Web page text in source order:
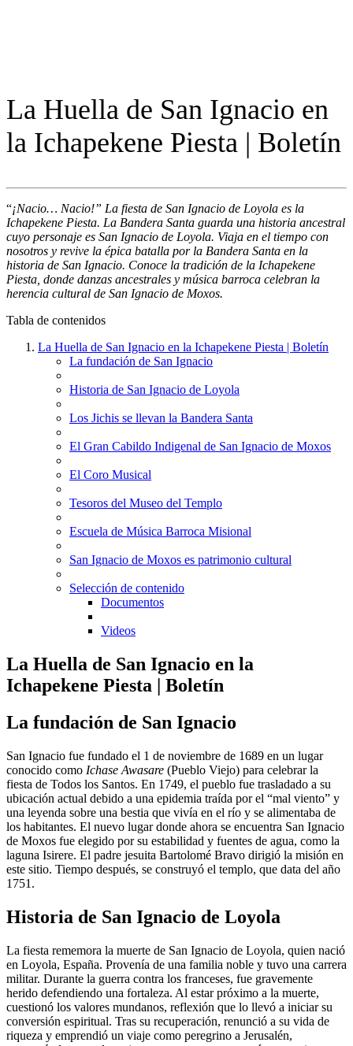
La Huella de San Ignacio en
la Ichapekene Piesta | Boletín
“¡Nacio… Nacio!” La fiesta de San Ignacio de Loyola es la
Ichapekene Piesta. La Bandera Santa guarda una historia ancestral
cuyo personaje es San Ignacio de Loyola. Viaja en el tiempo con
nosotros y revive la épica batalla por la Bandera Santa en la
historia de San Ignacio. Conoce la tradición de la Ichapekene
Piesta, donde danzas ancestrales y música barroca celebran la
herencia cultural de San Ignacio de Moxos.
Tabla de contenidos
La Huella de San Ignacio en la Ichapekene Piesta | Boletín
La fundación de San Ignacio
Historia de San Ignacio de Loyola
Los Jichis se llevan la Bandera Santa
El Gran Cabildo Indigenal de San Ignacio de Moxos
El Coro Musical
Tesoros del Museo del Templo
Escuela de Música Barroca Misional
San Ignacio de Moxos es patrimonio cultural
Selección de contenido
Documentos
Videos
La Huella de San Ignacio en la
Ichapekene Piesta | Boletín
La fundación de San Ignacio
San Ignacio fue fundado el 1 de noviembre de 1689 en un lugar
conocido como Ichase Awasare (Pueblo Viejo) para celebrar la
fiesta de Todos los Santos. En 1749, el pueblo fue trasladado a su
ubicación actual debido a una epidemia traída por el “mal viento” y
una leyenda sobre una bestia que vivía en el río y se alimentaba de
los habitantes. El nuevo lugar donde ahora se encuentra San Ignacio
de Moxos fue elegido por su estabilidad y fuentes de agua, como la
laguna Isirere. El padre jesuita Bartolomé Bravo dirigió la misión en
este sitio. Tiempo después, se construyó el templo, que data del año
1751.
Historia de San Ignacio de Loyola
La fiesta rememora la muerte de San Ignacio de Loyola, quien nació
en Loyola, España. Provenía de una familia noble y tuvo una carrera
militar. Durante la guerra contra los franceses, fue gravemente
herido defendiendo una fortaleza. Al estar próximo a la muerte,
cuestionó los valores mundanos, reflexión que lo llevó a iniciar su
conversión espiritual. Tras su recuperación, renunció a su vida de
riqueza y emprendió un viaje como peregrino a Jerusalén,